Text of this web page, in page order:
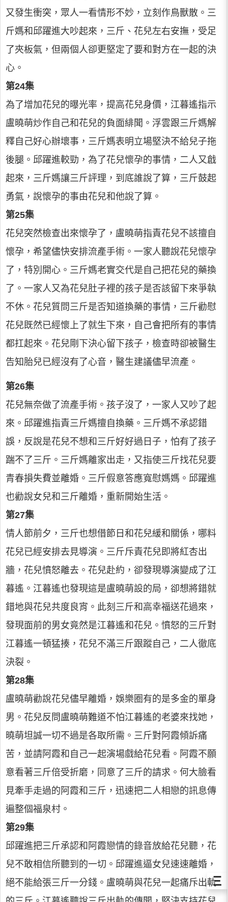
又發生衝突，眾人一看情形不妙，立刻作鳥獸散。三
斤媽和邱躍進大吵起來，三斤、花兒左右安撫，受足
了夾板氣，但兩個人卻更堅定了要和對方在一起的決
心。
第24集
為了增加花兒的曝光率，提高花兒身價，江暮遙指示
盧曉萌炒作自己和花兒的負面緋聞。浮雲跟三斤媽解
釋自己好心辦壞事，三斤媽表明立場堅決不給兒子拖
後腿。邱躍進較勁，為了花兒懷孕的事情，二人又戧
起來，三斤媽讓三斤評理，到底誰說了算，三斤鼓起
勇氣，說懷孕的事由花兒和他說了算。
第25集
花兒突然檢查出來懷孕了，盧曉萌指責花兒不該擅自
懷孕，希望儘快安排流產手術。一家人聽說花兒懷孕
了，特別開心。三斤媽老實交代是自己把花兒的藥換
了。一家人又為花兒肚子裡的孩子是否該留下來爭執
不休。花兒質問三斤是否知道換藥的事情，三斤勸慰
花兒既然已經懷上了就生下來，自己會把所有的事情
都扛起來。花兒剛下決心留下孩子，檢查時卻被醫生
告知胎兒已經沒有了心音，醫生建議儘早流產。
第26集
花兒無奈做了流產手術。孩子沒了，一家人又吵了起
來。邱躍進指責三斤媽擅自換藥。三斤媽不承認錯
誤，反說是花兒不想和三斤好好過日子，怕有了孩子
踹不了三斤。三斤媽離家出走，又指使三斤找花兒要
青春損失費並離婚。三斤假意答應寬慰媽媽。邱躍進
也勸說女兒和三斤離婚，重新開始生活。
第27集
情人節前夕，三斤也想借節日和花兒緩和關係，哪料
花兒已經安排去見導演。三斤斥責花兒即將紅杏出
牆，花兒憤怒離去。花兒赴約，卻發現導演變成了江
暮遙。江暮遙也發現這是盧曉萌設的局，卻想將錯就
錯地與花兒共度良宵。此刻三斤和高幸福送花過來，
發現面前的男女竟然是江暮遙和花兒。憤怒的三斤對
江暮遙一頓猛揍，花兒不滿三斤跟蹤自己，二人徹底
決裂。
第28集
盧曉萌勸說花兒儘早離婚，娛樂圈有的是多金的單身
男。花兒反問盧曉萌難道不怕江暮遙的老婆來找她，
曉萌坦誠一切不過是各取所需。三斤對阿霞傾訴痛
苦，並請阿霞和自己一起演場戲給花兒看。阿霞不願
意看著三斤倍受折磨，同意了三斤的請求。何大臉看
見牽手走過的阿霞和三斤，迅速把二人相戀的訊息傳
遍整個福泉村。
第29集
邱躍進把三斤承認和阿霞戀情的錄音放給花兒聽，花
兒不敢相信所聽到的一切。邱躍進逼女兒速速離婚，
絕不能給張三斤一分錢。盧曉萌與花兒一起痛斥出軌Ξ